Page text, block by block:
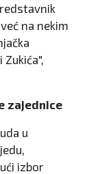
na nekim
zajednice
u
izbor